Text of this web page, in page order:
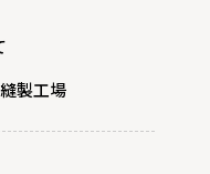
製工場